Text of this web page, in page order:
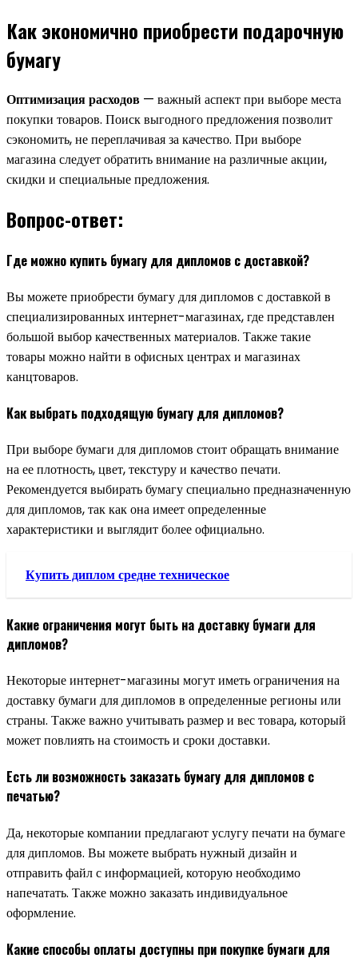
Как экономично приобрести подарочную
бумагу
Оптимизация расходов — важный аспект при выборе места
покупки товаров. Поиск выгодного предложения позволит
сэкономить, не переплачивая за качество. При выборе
магазина следует обратить внимание на различные акции,
скидки и специальные предложения.
Вопрос-ответ:
Где можно купить бумагу для дипломов с доставкой?
Вы можете приобрести бумагу для дипломов с доставкой в
специализированных интернет-магазинах, где представлен
большой выбор качественных материалов. Также такие
товары можно найти в офисных центрах и магазинах
канцтоваров.
Как выбрать подходящую бумагу для дипломов?
При выборе бумаги для дипломов стоит обращать внимание
на ее плотность, цвет, текстуру и качество печати.
Рекомендуется выбирать бумагу специально предназначенную
для дипломов, так как она имеет определенные
характеристики и выглядит более официально.
Купить диплом средне техническое
Какие ограничения могут быть на доставку бумаги для
дипломов?
Некоторые интернет-магазины могут иметь ограничения на
доставку бумаги для дипломов в определенные регионы или
страны. Также важно учитывать размер и вес товара, который
может повлиять на стоимость и сроки доставки.
Есть ли возможность заказать бумагу для дипломов с
печатью?
Да, некоторые компании предлагают услугу печати на бумаге
для дипломов. Вы можете выбрать нужный дизайн и
отправить файл с информацией, которую необходимо
напечатать. Также можно заказать индивидуальное
оформление.
Какие способы оплаты доступны при покупке бумаги для